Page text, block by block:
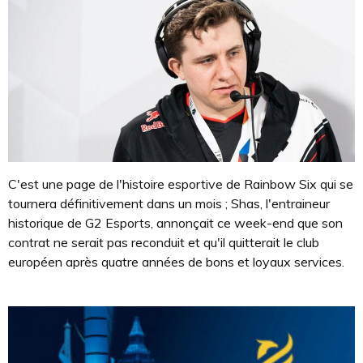
C'est une page de l'histoire esportive de Rainbow Six qui se
tournera définitivement dans un mois ; Shas, l'entraineur
historique de G2 Esports, annonçait ce week-end que son
contrat ne serait pas reconduit et qu'il quitterait le club
européen après quatre années de bons et loyaux services.